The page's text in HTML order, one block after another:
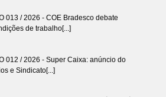
013 / 2026 - COE Bradesco debate
de trabalho[...]
012 / 2026 - Super Caixa: anúncio do
e Sindicato[...]